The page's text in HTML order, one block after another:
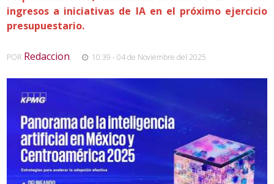
ingresos a iniciativas de IA en el próximo ejercicio
presupuestario.
POR Redaccion, 10:39 - 04 de Noviembre del 2025